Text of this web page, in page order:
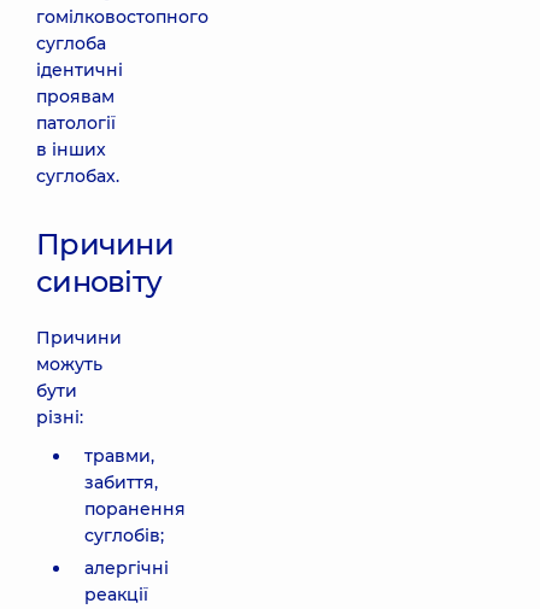
гомілковостопного
суглоба
ідентичні
проявам
патології
в інших
суглобах.
Причини
синовіту
Причини
можуть
бути
різні:
травми,
забиття,
поранення
суглобів;
алергічні
реакції